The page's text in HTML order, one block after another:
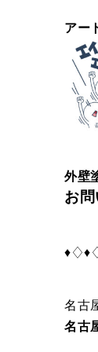
アー
外壁
お
名古
名古